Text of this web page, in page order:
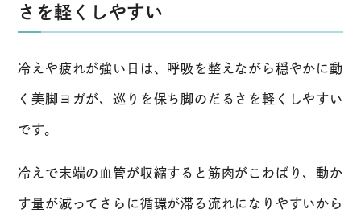
さを軽くしやすい
冷えや疲れが強い日は、呼吸を整えながら穏やかに動
く美脚ヨガが、巡りを保ち脚のだるさを軽くしやすい
です。
冷えで末端の血管が収縮すると筋肉がこわばり、動か
す量が減ってさらに循環が滞る流れになりやすいから